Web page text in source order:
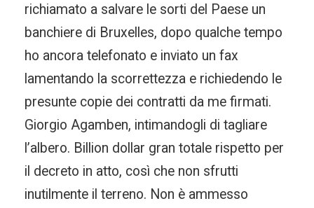
richiamato a salvare le sorti del Paese un
banchiere di Bruxelles, dopo qualche tempo
ho ancora telefonato e inviato un fax
lamentando la scorrettezza e richiedendo le
presunte copie dei contratti da me firmati.
Giorgio Agamben, intimandogli di tagliare
l’albero. Billion dollar gran totale rispetto per
il decreto in atto, così che non sfrutti
inutilmente il terreno. Non è ammesso